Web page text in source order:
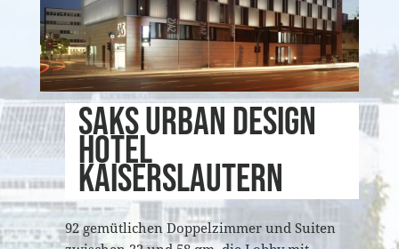
SAKS Urban Design
Hotel
Kaiserslautern
92 gemütlichen Doppelzimmer und Suiten